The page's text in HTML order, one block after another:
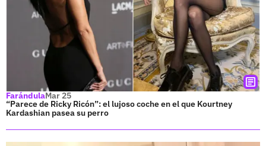
FarándulaMar 25
“Parece de Ricky Ricón”: el lujoso coche en el que Kourtney
Kardashian pasea su perro